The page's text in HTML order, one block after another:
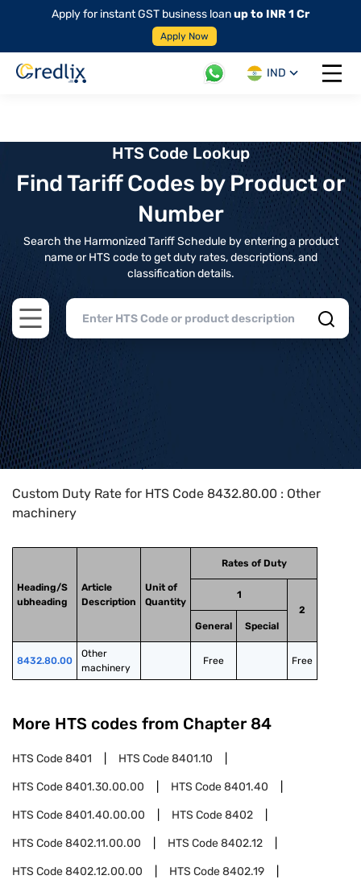
Apply for instant GST business loanup to INR 1 Cr
Apply Now
IND
Open
HTS Code Lookup
Find Tariff Codes by Product or
Number
Search the Harmonized Tariff Schedule by entering a product
name or HTS code to get duty rates, descriptions, and
classification details.
Open main menu
Home>HTS Codes> Chapter
Custom Duty Rate for HTS Code 8432.80.00 : Other
machinery
Heading/S
ubheading
Article
Description
Unit of
Quantity
Rates of Duty
1
2
General
Special
8432.80.00
Other
machinery
Free Free
More HTS codes from Chapter 84
HTS Code8401 HTS Code8401.10
HTS Code8401.30.00.00 HTS Code8401.40
HTS Code8401.40.00.00 HTS Code8402
HTS Code8402.11.00.00 HTS Code8402.12
HTS Code8402.12.00.00 HTS Code8402.19